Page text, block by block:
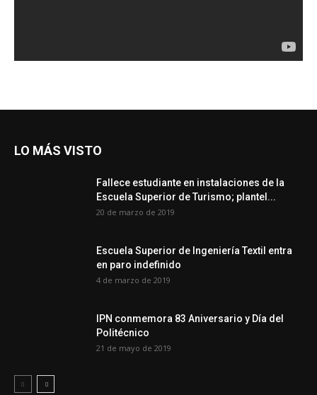
LO MÁS VISTO
Fallece estudiante en instalaciones de la
Escuela Superior de Turismo; plantel...
20 de marzo de 2019
Escuela Superior de Ingeniería Textil entra
en paro indefinido
4 de marzo de 2019
IPN conmemora 83 Aniversario y Día del
Politécnico
21 de mayo de 2019